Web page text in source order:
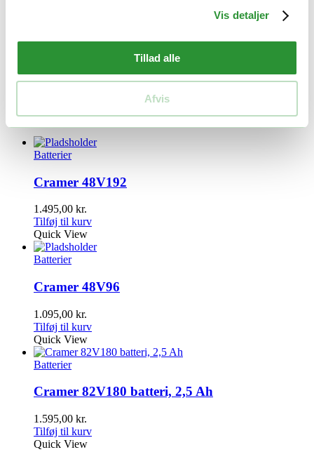
Vis detaljer
Tillad alle
Afvis
Størrelse 21 × 13 × 18 cm
Relaterede produkter
Batterier
Cramer 48V192
1.495,00 kr.
Tilføj til kurv
Quick View
Batterier
Cramer 48V96
1.095,00 kr.
Tilføj til kurv
Quick View
Batterier
Cramer 82V180 batteri, 2,5 Ah
1.595,00 kr.
Tilføj til kurv
Quick View